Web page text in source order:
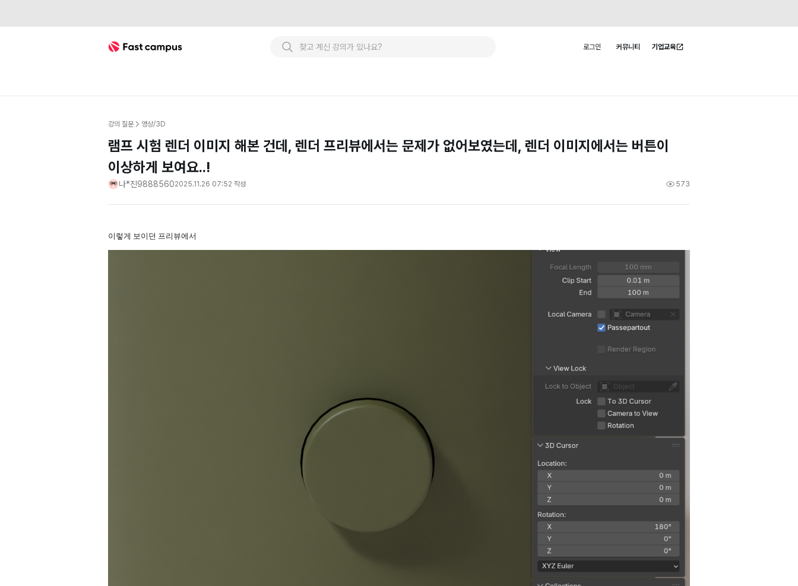
Fast Campus 로그인 커뮤니티 기업교육
강의 질문 영상/3D
램프 시험 렌더 이미지 해본 건데, 렌더 프리뷰에서는 문제가 없어보였는데, 렌더 이미지에서는 버튼이
이상하게 보여요..!
나*진98885602025.11.26 07:52 작성 573
이렇게 보이던 프리뷰에서